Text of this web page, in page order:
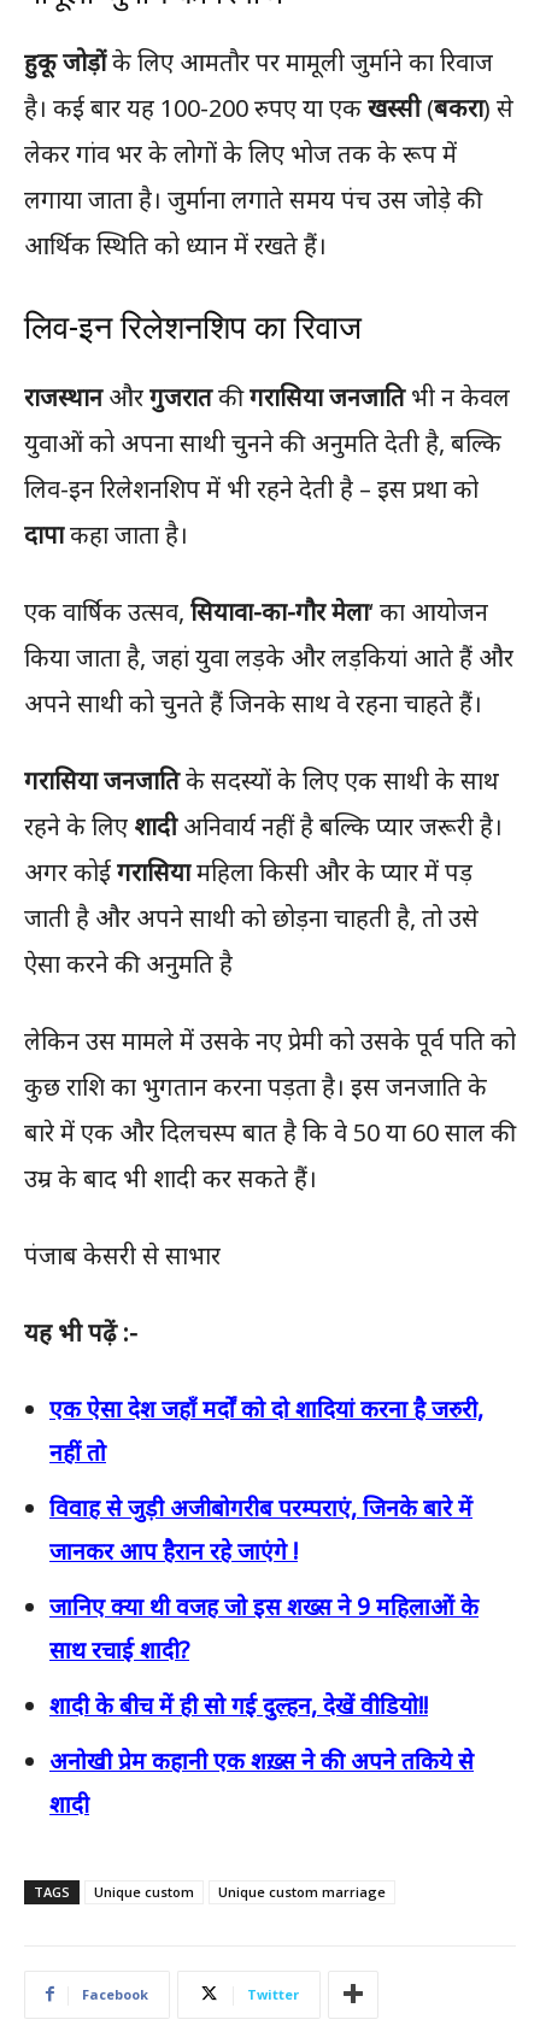
हुकू जोड़ोंके लिए आमतौर पर मामूली जुर्माने का रिवाज
है। कई बार यह 100-200 रुपए या एकखस्सी(बकरा) से
लेकर गांव भर के लोगों के लिए भोज तक के रूप में
लगाया जाता है। जुर्माना लगाते समय पंच उस जोड़े की
आर्थिक स्थिति को ध्यान में रखते हैं।
लिव-इन रिलेशनशिप का रिवाज
राजस्थानऔरगुजरातकीगरासिया जनजातिभी न केवल
युवाओं को अपना साथी चुनने की अनुमति देती है, बल्कि
लिव-इन रिलेशनशिप में भी रहने देती है – इस प्रथा को
दापाकहा जाता है।
एक वार्षिक उत्सव, सियावा-का-गौर मेला‘ का आयोजन
किया जाता है, जहां युवा लड़के और लड़कियां आते हैं और
अपने साथी को चुनते हैं जिनके साथ वे रहना चाहते हैं।
गरासिया जनजातिके सदस्यों के लिए एक साथी के साथ
रहने के लिए शादीअनिवार्य नहीं है बल्कि प्यार जरूरी है।
अगर कोईगरासियामहिला किसी और के प्यार में पड़
जाती है और अपने साथी को छोड़ना चाहती है, तो उसे
ऐसा करने की अनुमति है
लेकिन उस मामले में उसके नए प्रेमी को उसके पूर्व पति को
कुछ राशि का भुगतान करना पड़ता है। इस जनजाति के
बारे में एक और दिलचस्प बात है कि वे 50 या 60 साल की
उम्र के बाद भी शादी कर सकते हैं।
पंजाब केसरी से साभार
यह भी पढ़ें :-
एक ऐसा देश जहाँ मर्दों को दो शादियां करना है जरुरी,
नहीं तो
विवाह से जुड़ी अजीबोगरीब परम्पराएं, जिनके बारे में
जानकर आप हैरान रहे जाएंगे !
जानिए क्या थी वजह जो इस शख्स ने 9 महिलाओं के
साथ रचाई शादी?
शादी के बीच में ही सो गई दुल्हन, देखें वीडियो!!
अनोखी प्रेम कहानी एक शख़्स ने की अपने तकिये से
शादी
TAGS Unique custom Unique custom marriage
Facebook Twitter